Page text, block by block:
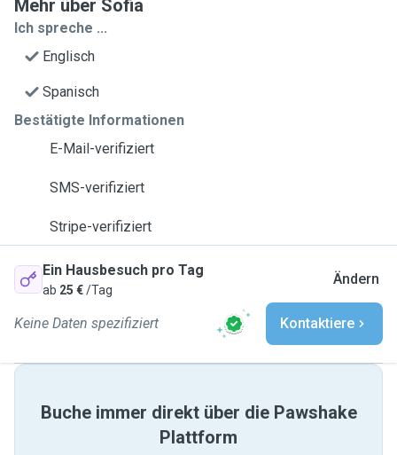
Mehr über Sofia
Ich spreche ...
Englisch
Spanisch
Bestätigte Informationen
E-Mail-verifiziert
SMS-verifiziert
Stripe-verifiziert
Ein Hausbesuch pro Tag
ab 25 €/Tag
Ändern
Keine Daten spezifiziert Kontaktiere
Buche immer direkt über die Pawshake
Plattform